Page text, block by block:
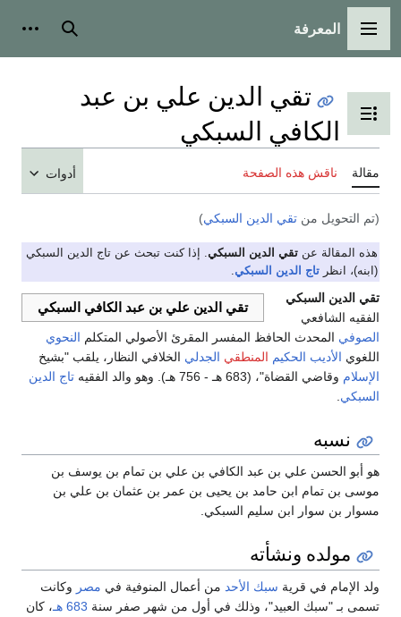
القائمة الرئيسية
المعرفة بحث
تبديل عرض جدول المحتويات
تقي الدين علي بن عبد
الكافي السبكي
مقالة ناقش هذه الصفحة أدوات
(تم التحويل من تقي الدين السبكي)
هذه المقالة عن تقي الدين السبكي. إذا كنت تبحث عن تاج الدين السبكي
(ابنه)، انظر تاج الدين السبكي.
تقي الدين علي بن عبد الكافي السبكي
تقي الدين السبكي
الفقيه الشافعي
الصوفي المحدث الحافظ المفسر المقرئ الأصولي المتكلم النحوي
اللغوي الأديب الحكيم المنطقي الجدلي الخلافي النظار، يلقب "بشيخ
الإسلام وقاضي القضاة"، (683 هـ - 756 هـ). وهو والد الفقيه
تاج الدين
السبكي
نسبه
هو أبو الحسن علي بن عبد الكافي بن علي بن تمام بن يوسف بن
موسى بن تمام ابن حامد بن يحيى بن عمر بن عثمان بن علي بن
مسوار بن سوار ابن سليم السبكي.
مولده ونشأته
ولد الإمام في قرية سبك الأحد من أعمال المنوفية في مصر وكانت
تسمى بـ "سبك العبيد"، وذلك في أول من شهر صفر سنة 683 هـ
، كان